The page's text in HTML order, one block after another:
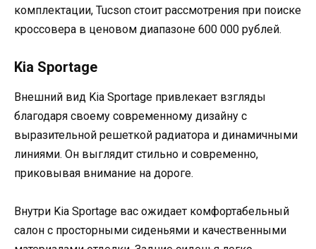
комплектации, Tucson стоит рассмотрения при поиске
кроссовера в ценовом диапазоне 600 000 рублей.
Kia Sportage
Внешний вид Kia Sportage привлекает взгляды
благодаря своему современному дизайну с
выразительной решеткой радиатора и динамичными
линиями. Он выглядит стильно и современно,
приковывая внимание на дороге.
Внутри Kia Sportage вас ожидает комфортабельный
салон с просторными сиденьями и качественными